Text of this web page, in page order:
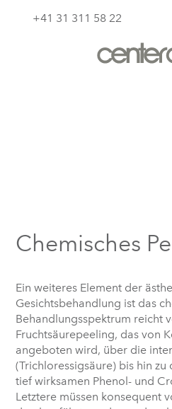
+41 31 311 58 22
Chemisches
Ein weiteres Element der
Gesichtsbehandlung ist das
Behandlungsspektrum reicht
Fruchtsäurepeeling, das von
angeboten wird, über die
(Trichloressigsäure) bis hin zu
tief wirksamen Phenol- und
Letztere müssen konsequent